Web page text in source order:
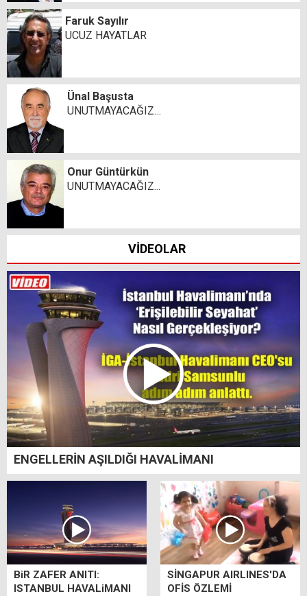
Faruk Sayılır
UCUZ HAYATLAR
Ünal Başusta
UNUTMAYACAĞIZ…
Onur Güntürkün
UNUTMAYACAĞIZ...
VİDEOLAR
ENGELLERİN AŞILDIĞI HAVALİMANI
BiR ZAFER ANITI:
ISTANBUL HAVALiMANI
SİNGAPUR AIRLINES'DA
OFİS ÖZLEMİ